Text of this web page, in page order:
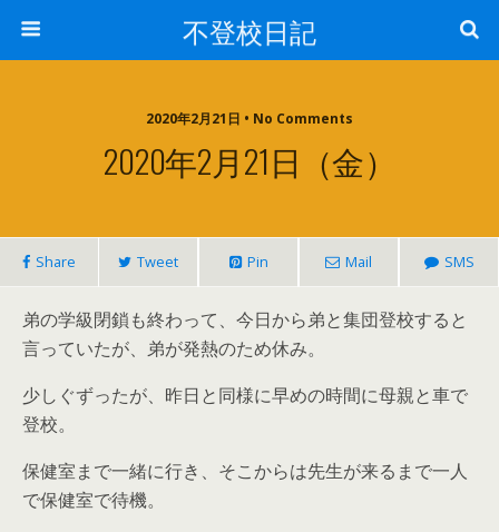
不登校日記
2020年2月21日 • No Comments
2020年2月21日（金）
Share Tweet Pin Mail SMS
弟の学級閉鎖も終わって、今日から弟と集団登校すると
言っていたが、弟が発熱のため休み。
少しぐずったが、昨日と同様に早めの時間に母親と車で
登校。
保健室まで一緒に行き、そこからは先生が来るまで一人
で保健室で待機。